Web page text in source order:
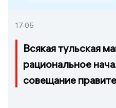
17:05
Всякая тульская
рациональное
совещание